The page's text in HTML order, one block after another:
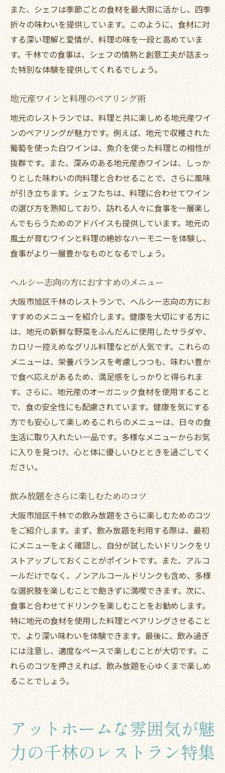
また、シェフは季節ごとの食材を最大限に活かし、四季
折々の味わいを提供しています。このように、食材に対
する深い理解と愛情が、料理の味を一段と高めていま
す。千林での食事は、シェフの情熱と創意工夫が詰まっ
た特別な体験を提供してくれるでしょう。
地元産ワインと料理のペアリング術
地元のレストランでは、料理と共に楽しめる地元産ワイ
ンのペアリングが魅力です。例えば、地元で収穫された
葡萄を使った白ワインは、魚介を使った料理との相性が
抜群です。また、深みのある地元産赤ワインは、しっか
りとした味わいの肉料理と合わせることで、さらに風味
が引き立ちます。シェフたちは、料理に合わせてワイン
の選び方を熟知しており、訪れる人々に食事を一層楽し
んでもらうためのアドバイスも提供しています。地元の
風土が育むワインと料理の絶妙なハーモニーを体験し、
食事がより一層豊かなものとなるでしょう。
ヘルシー志向の方におすすめのメニュー
大阪市旭区千林のレストランで、ヘルシー志向の方にお
すすめのメニューを紹介します。健康を大切にする方に
は、地元の新鮮な野菜をふんだんに使用したサラダや、
カロリー控えめなグリル料理などが人気です。これらの
メニューは、栄養バランスを考慮しつつも、味わい豊か
で食べ応えがあるため、満足感をしっかりと得られま
す。さらに、地元産のオーガニック食材を使用すること
で、食の安全性にも配慮されています。健康を気にする
方でも安心して楽しめるこれらのメニューは、日々の食
生活に取り入れたい一品です。多様なメニューからお気
に入りを見つけ、心と体に優しいひとときを過ごしてく
ださい。
飲み放題をさらに楽しむためのコツ
大阪市旭区千林での飲み放題をさらに楽しむためのコツ
をご紹介します。まず、飲み放題を利用する際は、最初
にメニューをよく確認し、自分が試したいドリンクをリ
ストアップしておくことがポイントです。また、アルコ
ールだけでなく、ノンアルコールドリンクも含め、多様
な選択肢を楽しむことで飽きずに満喫できます。次に、
食事と合わせてドリンクを楽しむことをお勧めします。
特に地元の食材を使用した料理とペアリングさせること
で、より深い味わいを体験できます。最後に、飲み過ぎ
には注意し、適度なペースで楽しむことが大切です。こ
れらのコツを押さえれば、飲み放題を心ゆくまで楽しめ
ることでしょう。
アットホームな雰囲気が魅
力の千林のレストラン特集